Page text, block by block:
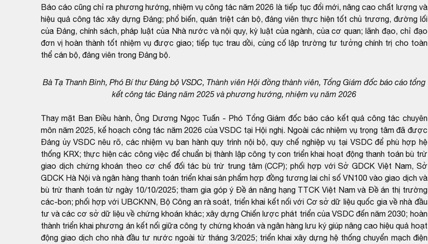
Báo cáo cũng chỉ ra phương hướng, nhiệm vụ công tác năm 2026 là tiếp tục đổi mới, nâng cao chất lượng và
hiệu quả công tác xây dựng Đảng; phổ biến, quán triệt cán bộ, đảng viên thực hiện tốt chủ trương, đường lối
của Đảng, chính sách, pháp luật của Nhà nước và nội quy, kỷ luật của ngành, của cơ quan; lãnh đạo, chỉ đạo
đơn vị hoàn thành tốt nhiệm vụ được giao; tiếp tục trau dồi, củng cố lập trường tư tưởng chính trị cho toàn
thể cán bộ, đảng viên trong Đảng bộ.
Bà Tạ Thanh Bình, Phó Bí thư Đảng bộ VSDC, Thành viên Hội đồng thành viên, Tổng Giám đốc báo cáo tổng
kết công tác Đảng năm 2025 và phương hướng, nhiệm vụ năm 2026
Thay mặt Ban Điều hành, Ông Dương Ngọc Tuấn - Phó Tổng Giám đốc báo cáo kết quả công tác chuyên
môn năm 2025, kế hoạch công tác năm 2026 của VSDC tại Hội nghị. Ngoài các nhiệm vụ trọng tâm đã được
Đảng ủy VSDC nêu rõ, các nhiệm vụ ban hành quy trình nội bộ, quy chế nghiệp vụ tại VSDC để phù hợp hệ
thống KRX; thực hiện các công việc để chuẩn bị thành lập công ty con triển khai hoạt động thanh toán bù trừ
giao dịch chứng khoán theo cơ chế đối tác bù trừ trung tâm (CCP); phối hợp với Sở GDCK Việt Nam, Sở
GDCK Hà Nội và ngân hàng thanh toán triển khai sản phẩm hợp đồng tương lai chỉ số VN100 vào giao dịch và
bù trừ thanh toán từ ngày 10/10/2025; tham gia góp ý Đề án nâng hạng TTCK Việt Nam và Đề án thị trường
các-bon; phối hợp với UBCKNN, Bộ Công an rà soát, triển khai kết nối với Cơ sở dữ liệu quốc gia về nhà đầu
tư và các cơ sở dữ liệu về chứng khoán khác; xây dựng Chiến lược phát triển của VSDC đến năm 2030; hoàn
thành triển khai phương án kết nối giữa công ty chứng khoán và ngân hàng lưu ký giúp nâng cao hiệu quả hoạt
động giao dịch cho nhà đầu tư nước ngoài từ tháng 3/2025; triển khai xây dựng hệ thống chuyển mạch điện